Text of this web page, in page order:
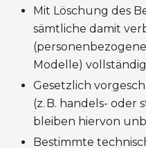
Mit Löschung des
sämtliche damit
Modelle)
Gesetzlich
(z. B. handels-
bleiben hiervon
Bestimmte